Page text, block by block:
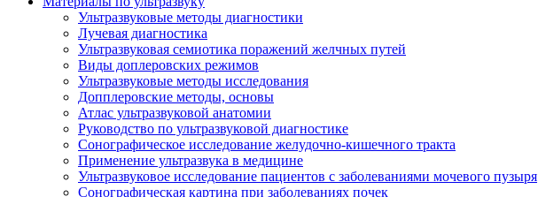
Ультразвуковые методы диагностики
Лучевая диагностика
Ультразвуковая семиотика поражений желчных путей
Виды доплеровских режимов
Ультразвуковые методы исследования
Допплеровские методы, основы
Атлас ультразвуковой анатомии
Руководство по ультразвуковой диагностике
Сонографическое исследование желудочно-кишечного тракта
Применение ультразвука в медицине
Ультразвуковое исследование пациентов с заболеваниями мочевого пузыря
Сонографическая картина при заболеваниях почек